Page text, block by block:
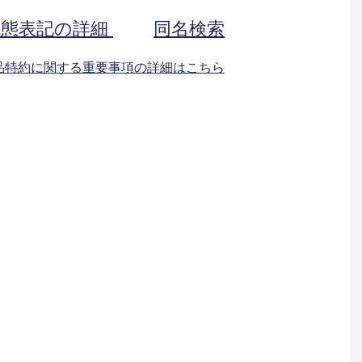
表記の詳細 同名検索
約に関する重要事項の詳細はこちら